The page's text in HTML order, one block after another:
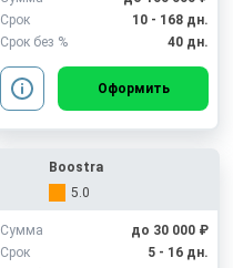
Срок
10 - 168 дн.
Срок без %
40 дн.
Оформить
Boostra
5.0
Сумма
до 30 000 ₽
Срок
5 - 16 дн.